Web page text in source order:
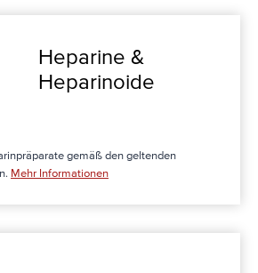
Heparine &
Heparinoide
gemäß den geltenden
Mehr Informationen